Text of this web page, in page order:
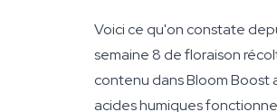
Voici ce qu'on constate
semaine 8 de floraison
contenu dans Bloom
acides humiques